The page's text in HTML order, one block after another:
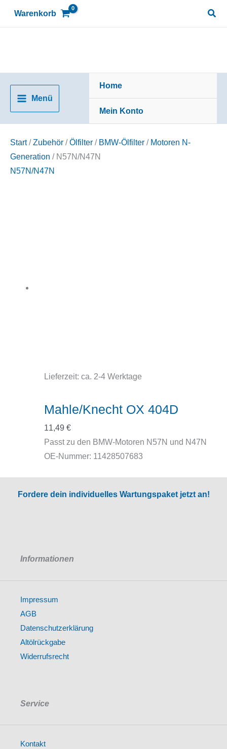
Warenkorb
Menü
Home
Mein Konto
Start/Zubehör /Ölfilter / BMW-Ölfilter / Motoren N-
Generation / N57N/N47N
N57N/N47N
Lieferzeit: ca. 2-4 Werktage
Mahle/Knecht OX 404D
11,49 €
Passt zu den BMW-Motoren N57N und N47N
OE-Nummer: 11428507683
Fordere dein individuelles Wartungspaket jetzt an!
Informationen
Impressum
AGB
Datenschutzerklärung
Altölrückgabe
Widerrufsrecht
Service
Kontakt